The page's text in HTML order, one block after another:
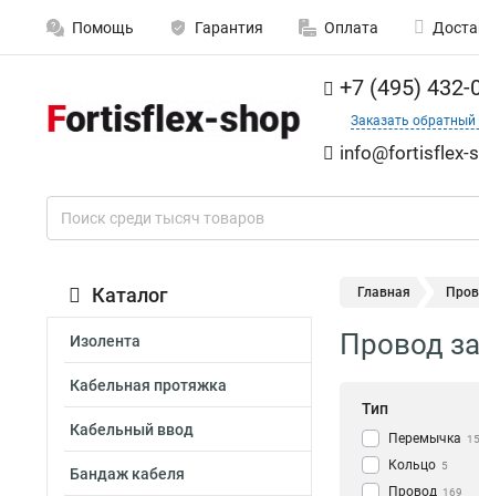
Помощь Гарантия Оплата
+7 (495) 432-
Заказать обратный
info@fortisflex-
Каталог
Изолента
Кабельная протяжка
Кабельный ввод
Бандаж кабеля
Главная
Провод
Тип
Перемычка 15
Кольцо 5
Провод 169